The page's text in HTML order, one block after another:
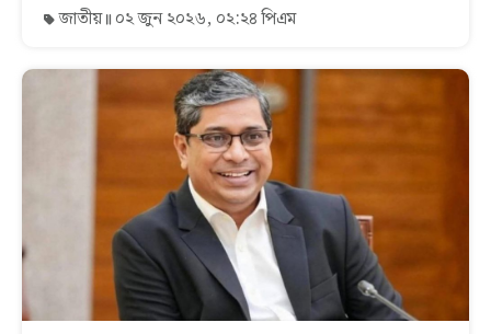
জাতীয় ০২ জুন ২০২৬, ০২:২৪ পিএম